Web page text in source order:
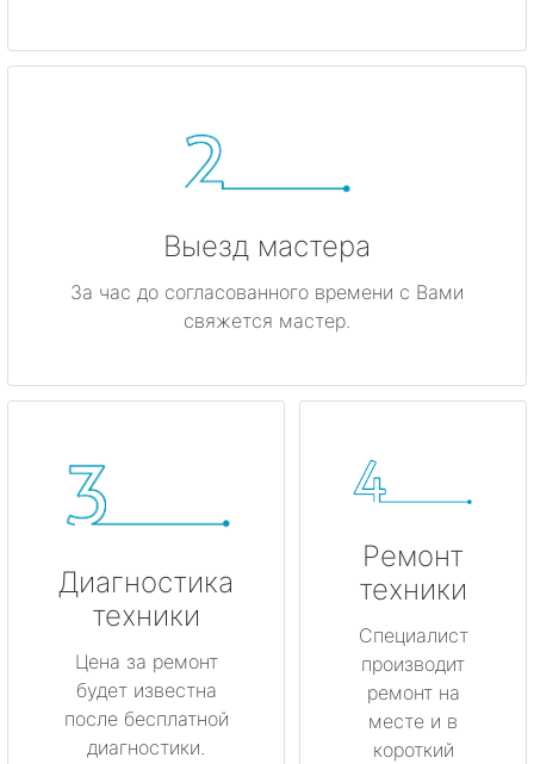
Выезд мастера
За час до согласованного времени с Вами
свяжется мастер.
Диагностика
техники
Цена за ремонт
будет известна
после бесплатной
диагностики.
Ремонт
техники
Специалист
производит
ремонт на
месте и в
короткий